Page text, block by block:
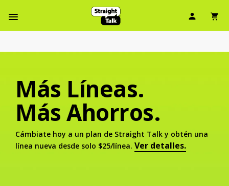
Menú de barra de navegación
Ícono
Más Líneas.
Más Ahorros.
Cámbiate hoy a un plan de Straight Talk y obtén una
línea nueva desde solo $25/línea. Ver detalles.